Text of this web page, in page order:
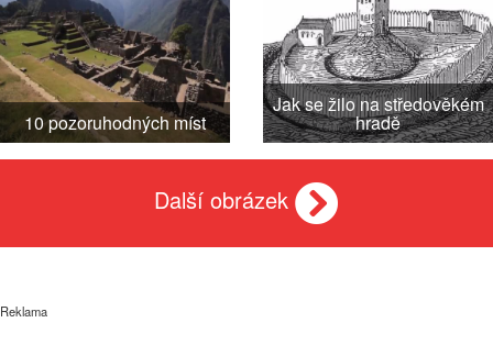
10 pozoruhodných míst
Jak se žilo na středověkém
hradě
Další obrázek
Reklama